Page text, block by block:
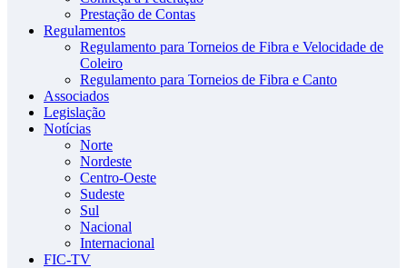
Prestação de Contas
Regulamentos
Regulamento para Torneios de Fibra e Velocidade de
Coleiro
Regulamento para Torneios de Fibra e Canto
Associados
Legislação
Notícias
Norte
Nordeste
Centro-Oeste
Sudeste
Sul
Nacional
Internacional
FIC-TV